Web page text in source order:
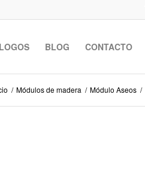
BLOG CONTACTO
/ Módulos de madera / Módulo Aseos /